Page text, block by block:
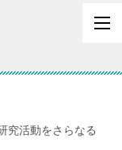
究活動をさらなる